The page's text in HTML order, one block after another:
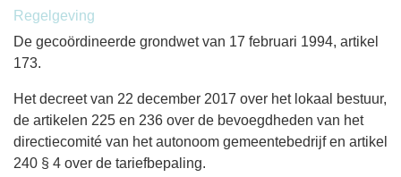
Regelgeving
De gecoördineerde grondwet van 17 februari 1994, artikel
173.
Het decreet van 22 december 2017 over het lokaal bestuur,
de artikelen 225 en 236 over de bevoegdheden van het
directiecomité van het autonoom gemeentebedrijf en artikel
240 § 4 over de tariefbepaling.